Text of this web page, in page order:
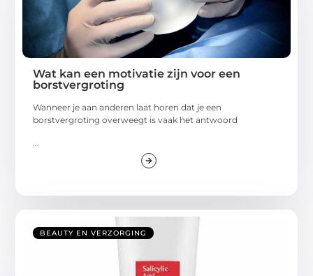
Wat kan een motivatie zijn voor een
borstvergroting
Wanneer je aan anderen laat horen dat je een
borstvergroting overweegt is vaak het antwoord
BEAUTY EN VERZORGING